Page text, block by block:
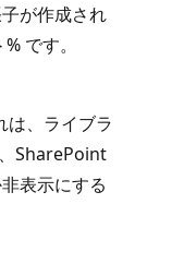
が作成され
です。
は、ライブラ
SharePoint
表示にする